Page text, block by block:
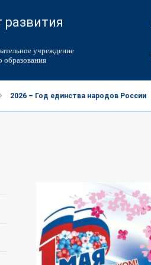
развития
учреждение
образования
2026 – Год единства народов России